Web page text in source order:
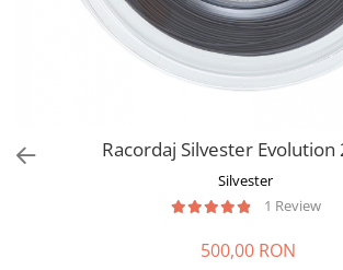
Racordaj Silvester Evolution
Silvester
1 Review
500,00 RON